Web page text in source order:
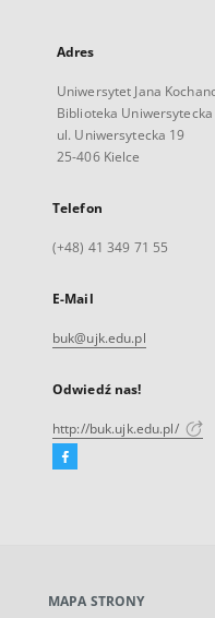
Adres
Uniwersytet Jana
Biblioteka Uniwersytecka
ul. Uniwersytecka 19
25-406 Kielce
Telefon
(+48) 41 349 71 55
E-Mail
buk@ujk.edu.pl
Odwiedź nas!
http://buk.ujk.edu.pl/
Facebook
karcie
MAPA STRONY